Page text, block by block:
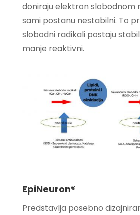
doniraju elektron slobodnom
sami postanu nestabilni. To
slobodni radikali postaju
manje reaktivni.
EpiNeuron®
Predstavlja posebno